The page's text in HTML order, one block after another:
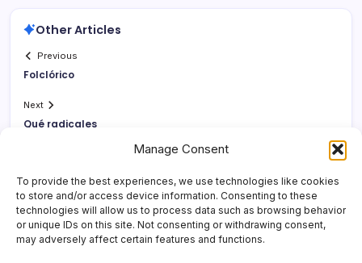
Manage Consent
To provide the best experiences, we use technologies like cookies
to store and/or access device information. Consenting to these
technologies will allow us to process data such as browsing behavior
or unique IDs on this site. Not consenting or withdrawing consent,
may adversely affect certain features and functions.
Other Articles
Previous
Folclórico
Next
Qué radicales